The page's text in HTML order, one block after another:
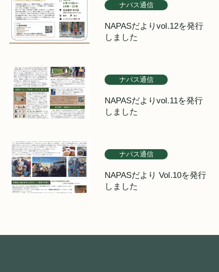
ナパス通信
NAPASだよりvol.12を発行
しました
ナパス通信
NAPASだよりvol.11を発行
しました
ナパス通信
NAPASだより Vol.10を発行
しました